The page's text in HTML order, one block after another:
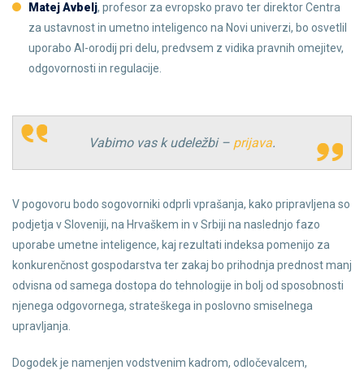
Matej Avbelj, profesor za evropsko pravo ter direktor Centra
za ustavnost in umetno inteligenco na Novi univerzi, bo osvetlil
uporabo AI-orodij pri delu, predvsem z vidika pravnih omejitev,
odgovornosti in regulacije.
Vabimo vas k udeležbi – prijava.
V pogovoru bodo sogovorniki odprli vprašanja, kako pripravljena so
podjetja v Sloveniji, na Hrvaškem in v Srbiji na naslednjo fazo
uporabe umetne inteligence, kaj rezultati indeksa pomenijo za
konkurenčnost gospodarstva ter zakaj bo prihodnja prednost manj
odvisna od samega dostopa do tehnologije in bolj od sposobnosti
njenega odgovornega, strateškega in poslovno smiselnega
upravljanja.
Dogodek je namenjen vodstvenim kadrom, odločevalcem,